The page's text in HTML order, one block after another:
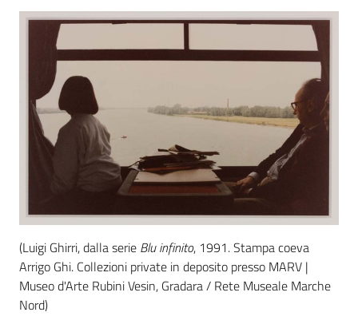
(Luigi Ghirri, dalla serie Blu infinito, 1991. Stampa coeva
Arrigo Ghi. Collezioni private in deposito presso MARV |
Museo d'Arte Rubini Vesin, Gradara / Rete Museale Marche
Nord)